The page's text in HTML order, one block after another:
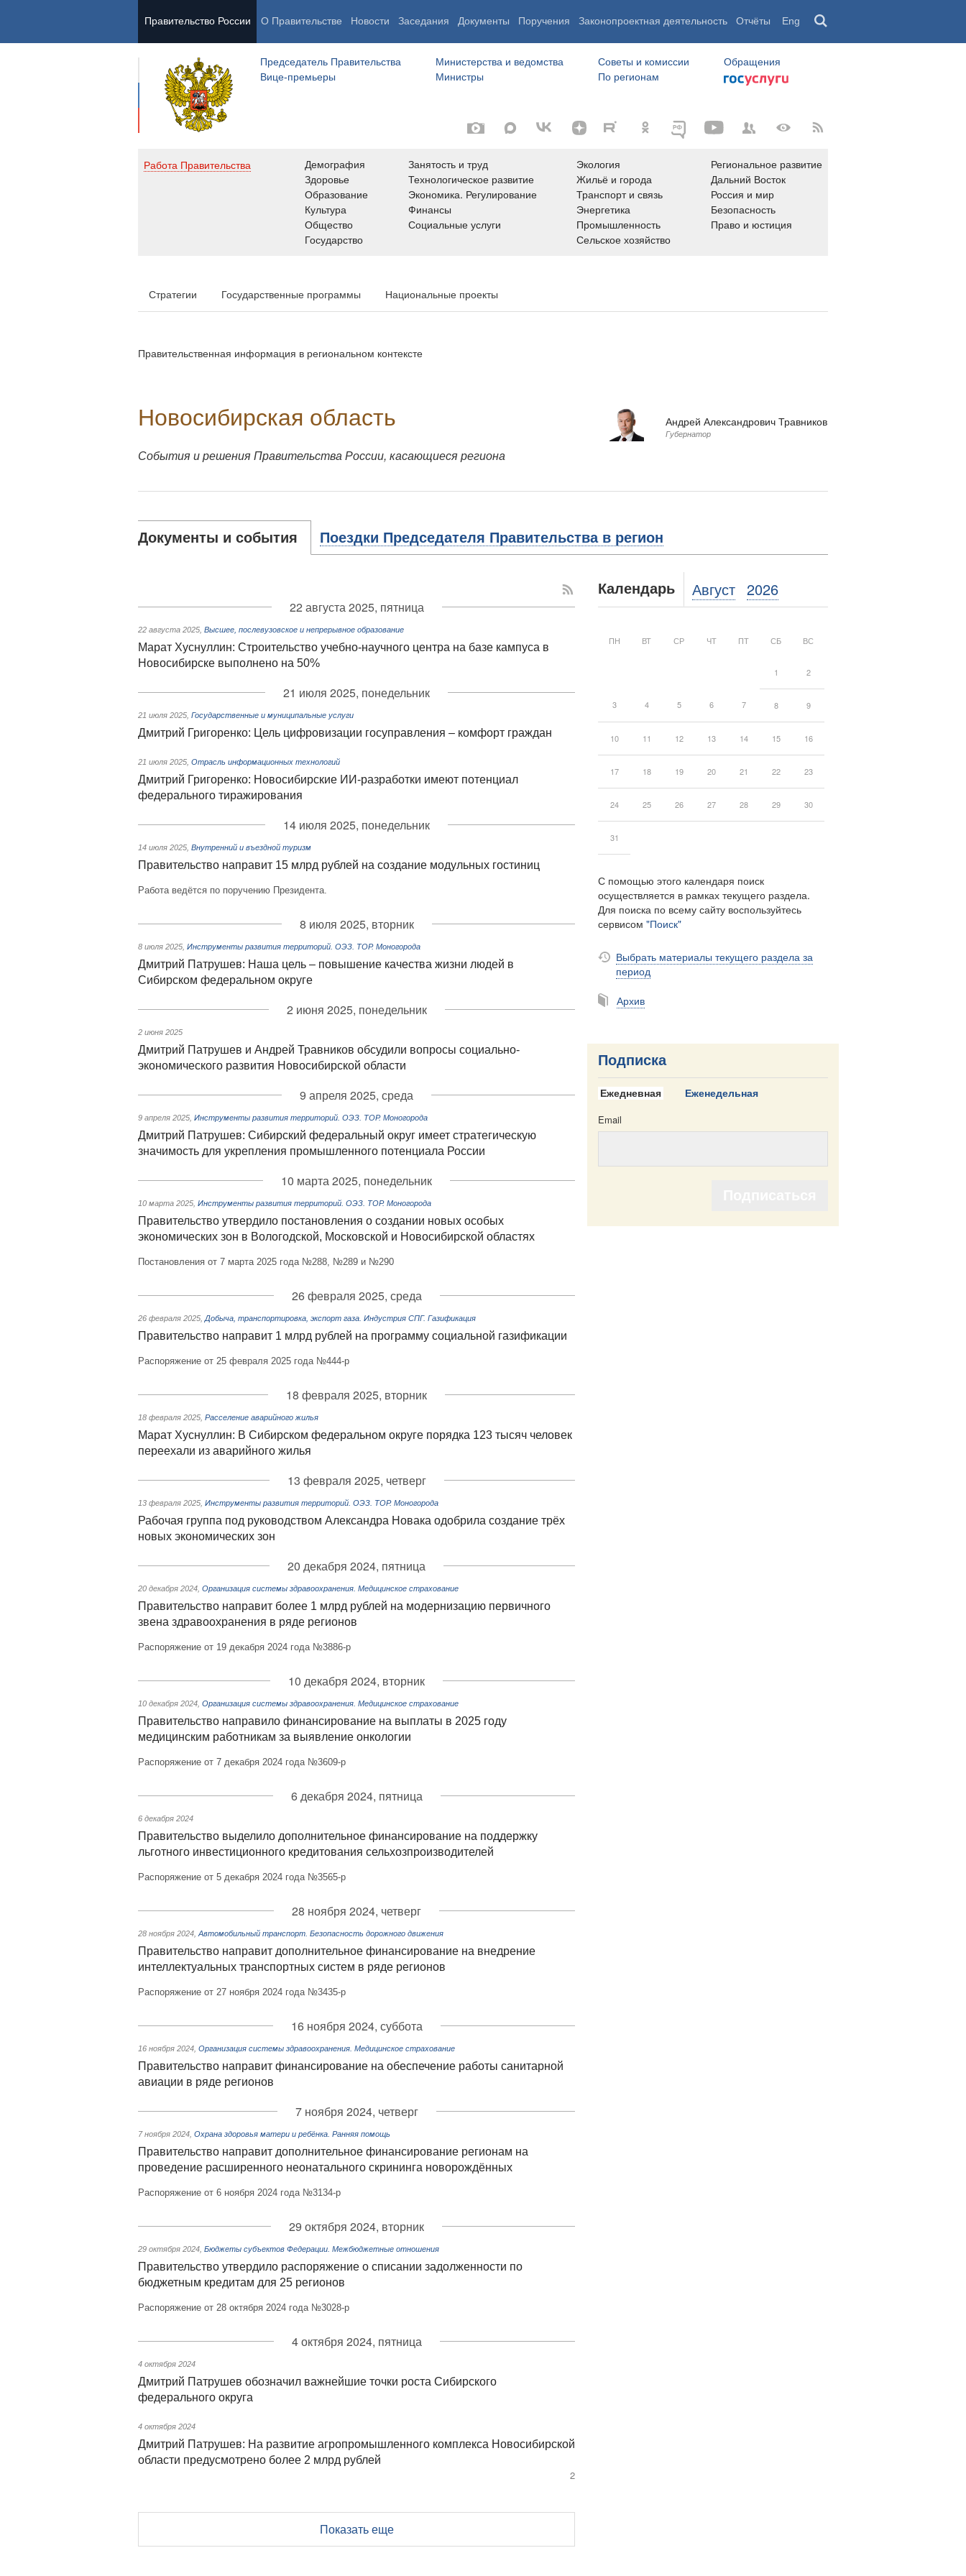
Правительство России О Правительстве Новости Заседания Документы Поручения Законопроектная деятельность Отчёты Eng
Председатель Правительства
Вице-премьеры
Министерства и ведомства
Министры
Советы и комиссии
По регионам
Обращения
Работа Правительства
Демография
Здоровье
Образование
Культура
Общество
Государство
Занятость и труд
Технологическое развитие
Экономика. Регулирование
Финансы
Социальные услуги
Экология
Жильё и города
Транспорт и связь
Энергетика
Промышленность
Сельское хозяйство
Региональное развитие
Дальний Восток
Россия и мир
Безопасность
Право и юстиция
Стратегии Государственные программы Национальные проекты
Правительственная информация в региональном контексте
Новосибирская область
События и решения Правительства России, касающиеся региона
Андрей Александрович Травников
Губернатор
Документы и события Поездки Председателя Правительства в регион
22 августа 2025, пятница
22 августа 2025 Высшее, послевузовское и непрерывное образование
Марат Хуснуллин: Строительство учебно-научного центра на базе кампуса в
Новосибирске выполнено на 50%
21 июля 2025, понедельник
21 июля 2025 Государственные и муниципальные услуги
Дмитрий Григоренко: Цель цифровизации госуправления – комфорт граждан
21 июля 2025 Отрасль информационных технологий
Дмитрий Григоренко: Новосибирские ИИ-разработки имеют потенциал
федерального тиражирования
14 июля 2025, понедельник
14 июля 2025 Внутренний и въездной туризм
Правительство направит 15 млрд рублей на создание модульных гостиниц
Работа ведётся по поручению Президента.
8 июля 2025, вторник
8 июля 2025 Инструменты развития территорий. ОЭЗ. ТОР. Моногорода
Дмитрий Патрушев: Наша цель – повышение качества жизни людей в
Сибирском федеральном округе
2 июня 2025, понедельник
2 июня 2025
Дмитрий Патрушев и Андрей Травников обсудили вопросы социально-
экономического развития Новосибирской области
9 апреля 2025, среда
9 апреля 2025 Инструменты развития территорий. ОЭЗ. ТОР. Моногорода
Дмитрий Патрушев: Сибирский федеральный округ имеет стратегическую
значимость для укрепления промышленного потенциала России
10 марта 2025, понедельник
10 марта 2025 Инструменты развития территорий. ОЭЗ. ТОР. Моногорода
Правительство утвердило постановления о создании новых особых
экономических зон в Вологодской, Московской и Новосибирской областях
Постановления от 7 марта 2025 года №288, №289 и №290
26 февраля 2025, среда
26 февраля 2025 Добыча, транспортировка, экспорт газа. Индустрия СПГ. Газификация
Правительство направит 1 млрд рублей на программу социальной газификации
Распоряжение от 25 февраля 2025 года №444-р
18 февраля 2025, вторник
18 февраля 2025 Расселение аварийного жилья
Марат Хуснуллин: В Сибирском федеральном округе порядка 123 тысяч человек
переехали из аварийного жилья
13 февраля 2025, четверг
13 февраля 2025 Инструменты развития территорий. ОЭЗ. ТОР. Моногорода
Рабочая группа под руководством Александра Новака одобрила создание трёх
новых экономических зон
20 декабря 2024, пятница
20 декабря 2024 Организация системы здравоохранения. Медицинское страхование
Правительство направит более 1 млрд рублей на модернизацию первичного
звена здравоохранения в ряде регионов
Распоряжение от 19 декабря 2024 года №3886-р
10 декабря 2024, вторник
10 декабря 2024 Организация системы здравоохранения. Медицинское страхование
Правительство направило финансирование на выплаты в 2025 году
медицинским работникам за выявление онкологии
Распоряжение от 7 декабря 2024 года №3609-р
6 декабря 2024, пятница
6 декабря 2024
Правительство выделило дополнительное финансирование на поддержку
льготного инвестиционного кредитования сельхозпроизводителей
Распоряжение от 5 декабря 2024 года №3565-р
28 ноября 2024, четверг
28 ноября 2024 Автомобильный транспорт. Безопасность дорожного движения
Правительство направит дополнительное финансирование на внедрение
интеллектуальных транспортных систем в ряде регионов
Распоряжение от 27 ноября 2024 года №3435-р
16 ноября 2024, суббота
16 ноября 2024 Организация системы здравоохранения. Медицинское страхование
Правительство направит финансирование на обеспечение работы санитарной
авиации в ряде регионов
7 ноября 2024, четверг
7 ноября 2024 Охрана здоровья матери и ребёнка. Ранняя помощь
Правительство направит дополнительное финансирование регионам на
проведение расширенного неонатального скрининга новорождённых
Распоряжение от 6 ноября 2024 года №3134-р
29 октября 2024, вторник
29 октября 2024 Бюджеты субъектов Федерации. Межбюджетные отношения
Правительство утвердило распоряжение о списании задолженности по
бюджетным кредитам для 25 регионов
Распоряжение от 28 октября 2024 года №3028-р
4 октября 2024, пятница
4 октября 2024
Дмитрий Патрушев обозначил важнейшие точки роста Сибирского
федерального округа
4 октября 2024
Дмитрий Патрушев: На развитие агропромышленного комплекса Новосибирской
области предусмотрено более 2 млрд рублей
2
Показать еще
Календарь Август 2026
ПН ВТ СР ЧТ ПТ СБ ВС
1 2
3 4 5 6 7 8 9
10 11 12 13 14 15 16
17 18 19 20 21 22 23
24 25 26 27 28 29 30
31
С помощью этого календаря поиск
осуществляется в рамках текущего раздела.
Для поиска по всему сайту воспользуйтесь
сервисом "Поиск"
Выбрать материалы текущего раздела за
период
Архив
Подписка
Ежедневная Еженедельная
Email